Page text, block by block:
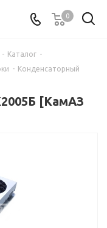
0
- Каталог -
- Конденсаторный
[КамАЗ